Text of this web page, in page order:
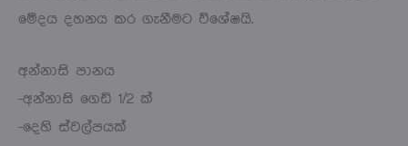
මේදය දහනය කර ගැනීමට විශේෂයි.
අන්නාසි පානය
-අන්නාසි ගෙඩි 1/2 ක්
-දෙහි ස්වල්පයක්